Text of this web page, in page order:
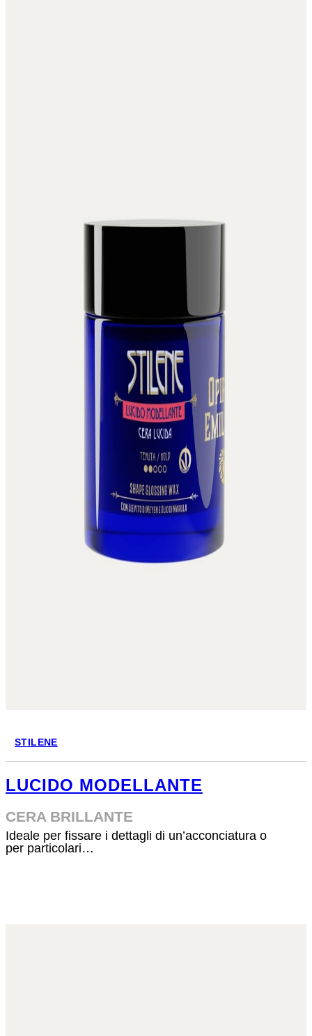
STILENE
LUCIDO MODELLANTE
CERA BRILLANTE
Ideale per fissare i dettagli di un’acconciatura o
per particolari…